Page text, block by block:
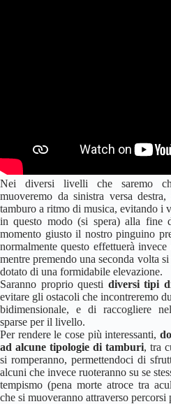
Nei diversi livelli che saremo
muoveremo da sinistra versa
tamburo a ritmo di musica, evitando i
in questo modo (si spera) alla fine
momento giusto il nostro pinguino
normalmente questo effettuerà
mentre premendo una seconda volta
dotato di una formidabile elevazione.
Saranno proprio questi diversi tipi
evitare gli ostacoli che incontreremo
bidimensionale, e di raccogliere
sparse per il livello.
Per rendere le cose più interessanti,
ad alcune tipologie di tamburi, tra
si romperanno, permettendoci di
alcuni che invece ruoteranno su se
tempismo (pena morte atroce tra
che si muoveranno attraverso